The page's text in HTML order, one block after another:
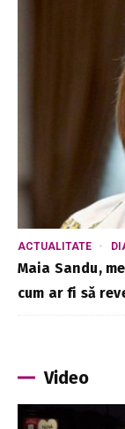
ACTUALITATE
Maia Sandu,
cum ar fi să
Video